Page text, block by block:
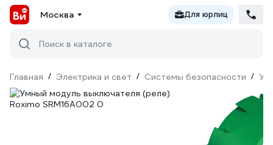
Москва Для юрлиц
Поиск в каталоге
Главная / Электрика и свет / Системы безопасности /